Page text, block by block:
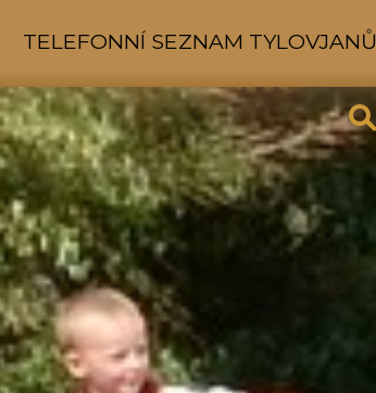
TELEFONNÍ SEZNAM TYLOVJANŮ